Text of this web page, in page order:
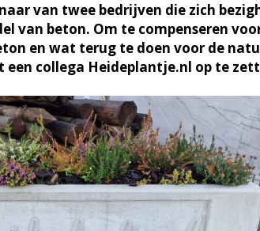
van twee bedrijven die zich
van beton. Om te compenseren
en wat terug te doen voor de
een collega Heideplantje.nl op te